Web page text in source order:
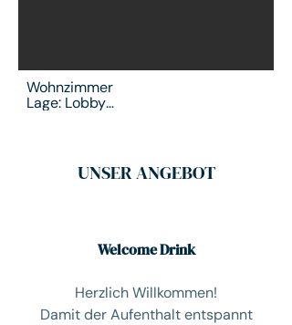
Wohnzimmer
Lage: Lobby
Hintergrundmusik | Blick auf die
Fussgängerzone | Loungemöbel |
UNSER ANGEBOT
Welcome Drink
Herzlich Willkommen!
Damit der Aufenthalt entspannt